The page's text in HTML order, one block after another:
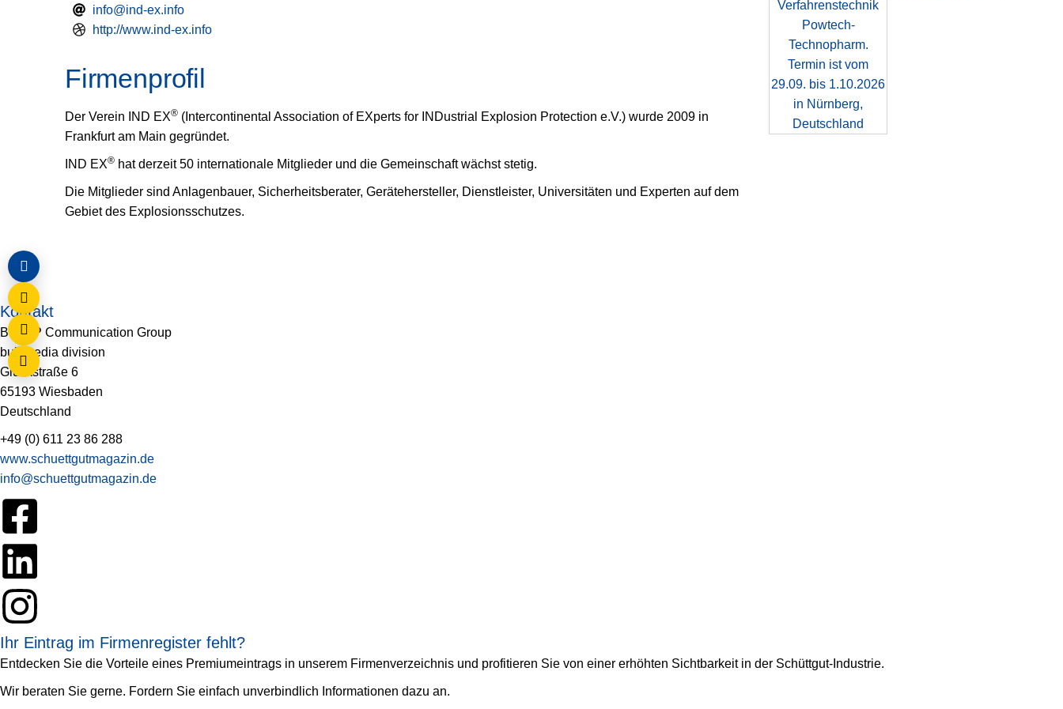
info@ind-ex.info
http://www.ind-ex.info
Firmenprofil
Der Verein IND EX® (Intercontinental Association of EXperts for INDustrial Explosion Protection e.V.) wurde 2009 in
Frankfurt am Main gegründet.
IND EX® hat derzeit 50 internationale Mitglieder und die Gemeinschaft wächst stetig.
Die Mitglieder sind Anlagenbauer, Sicherheitsberater, Gerätehersteller, Dienstleister, Universitäten und Experten auf dem
Gebiet des Explosionsschutzes.
Kontakt
BSB+P Communication Group
bulkmedia division
Gluckstraße 6
65193 Wiesbaden
Deutschland
+49 (0) 611 23 86 288
www.schuettgutmagazin.de
info@schuettgutmagazin.de
Ihr Eintrag im Firmenregister fehlt?
Entdecken Sie die Vorteile eines Premiumeintrags in unserem Firmenverzeichnis und profitieren Sie von einer erhöhten Sichtbarkeit in der Schüttgut-Industrie.
Wir beraten Sie gerne. Fordern Sie einfach unverbindlich Informationen dazu an.